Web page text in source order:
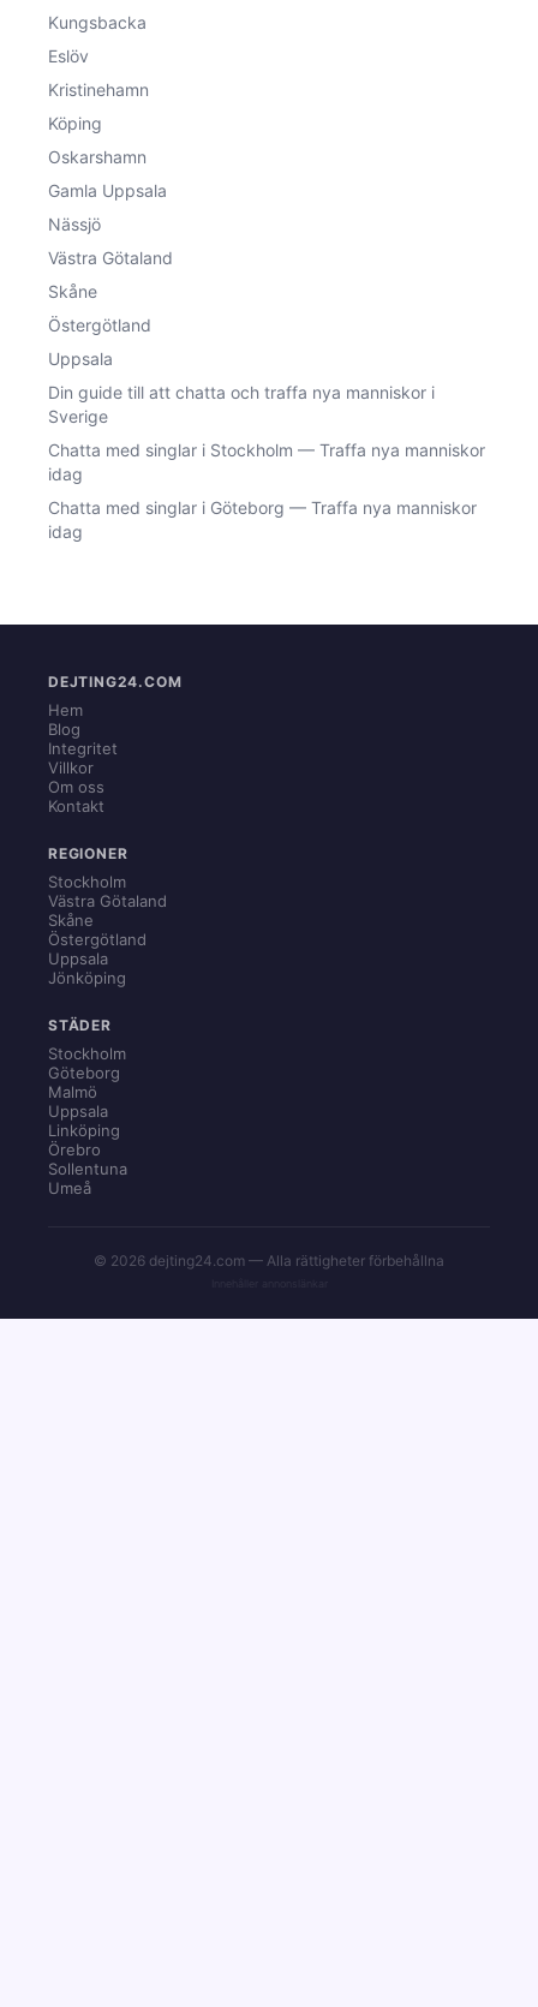
Kungsbacka
Eslöv
Kristinehamn
Köping
Oskarshamn
Gamla Uppsala
Nässjö
Västra Götaland
Skåne
Östergötland
Uppsala
Din guide till att chatta och traffa nya manniskor i
Sverige
Chatta med singlar i Stockholm — Traffa nya manniskor
idag
Chatta med singlar i Göteborg — Traffa nya manniskor
idag
DEJTING24.COM
Hem
Blog
Integritet
Villkor
Om oss
Kontakt
REGIONER
Stockholm
Västra Götaland
Skåne
Östergötland
Uppsala
Jönköping
STÄDER
Stockholm
Göteborg
Malmö
Uppsala
Linköping
Örebro
Sollentuna
Umeå
© 2026 dejting24.com — Alla rättigheter förbehållna